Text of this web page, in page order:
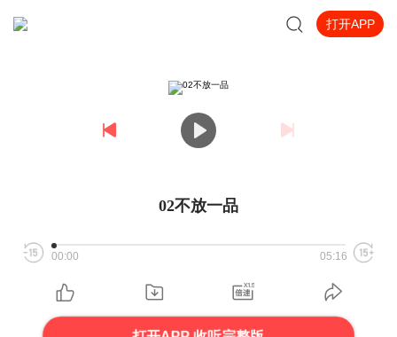
打开APP
02不放一品
00:00 05:16